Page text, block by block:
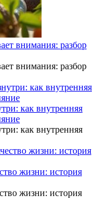
внимания: разбор
внимания: разбор
как внутренняя
как внутренняя
жизни: история
жизни: история